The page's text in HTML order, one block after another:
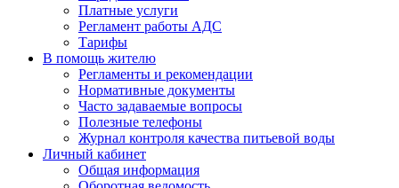
Платные услуги
Регламент работы АДС
Тарифы
В помощь жителю
Регламенты и рекомендации
Нормативные документы
Часто задаваемые вопросы
Полезные телефоны
Журнал контроля качества питьевой воды
Личный кабинет
Общая информация